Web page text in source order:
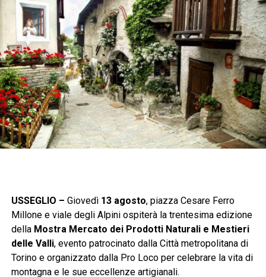
USSEGLIO – Giovedì 13 agosto, piazza Cesare Ferro
Millone e viale degli Alpini ospiterà la trentesima edizione
della Mostra Mercato dei Prodotti Naturali e Mestieri
delle Valli, evento patrocinato dalla Città metropolitana di
Torino e organizzato dalla Pro Loco per celebrare la vita di
montagna e le sue eccellenze artigianali.